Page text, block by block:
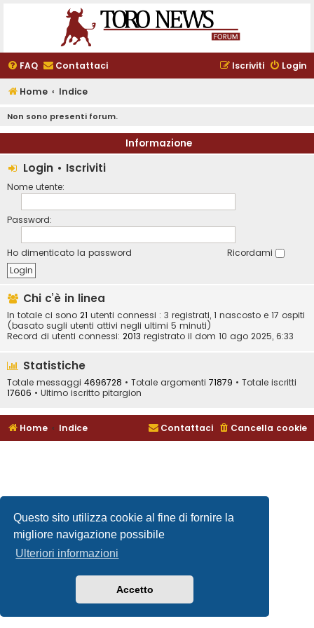
Questo sito utilizza cookie al fine di fornire la
migliore navigazione possibile
Ulteriori informazioni
Accetto
FAQ Contattaci Login
Iscriviti
Home Indice
Non sono presenti forum.
Informazione
Login • Iscriviti
Nome utente:
Password:
Ho dimenticato la password Ricordami
Chi c’è in linea
In totale ci sono 21 utenti connessi : 3 registrati, 1 nascosto e 17 ospiti
(basato sugli utenti attivi negli ultimi 5 minuti)
Record di utenti connessi: 2013 registrato il dom 10 ago 2025, 6:33
Statistiche
Totale messaggi 4696728 • Totale argomenti 71879 • Totale iscritti
17606 • Ultimo iscritto pitargion
Home Indice Cancella cookie
Contattaci